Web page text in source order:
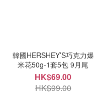
韓國HERSHEY’S巧克力爆
米花50g-1套5包 9月尾
HK$69.00
HK$99.00